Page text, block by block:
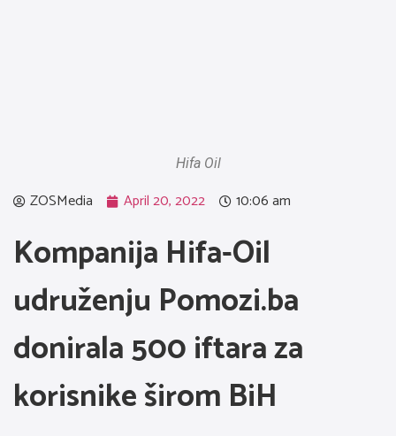
Hifa Oil
ZOSMedia April 20, 2022 10:06 am
Kompanija Hifa-Oil
udruženju Pomozi.ba
donirala 500 iftara za
korisnike širom BiH